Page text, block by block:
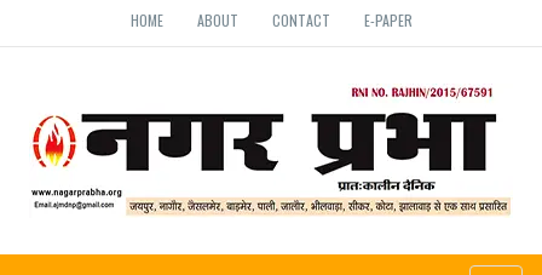
HOME ABOUT CONTACT E-PAPER